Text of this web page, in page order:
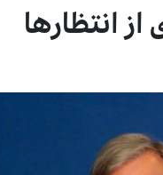
انتظارها